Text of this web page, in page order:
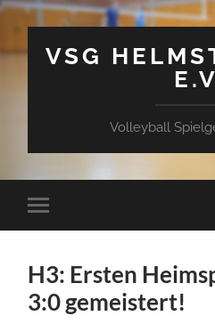
VSG
Volleyball
Mobile-
Menü
H3: Ersten
3:0 gemeistert!